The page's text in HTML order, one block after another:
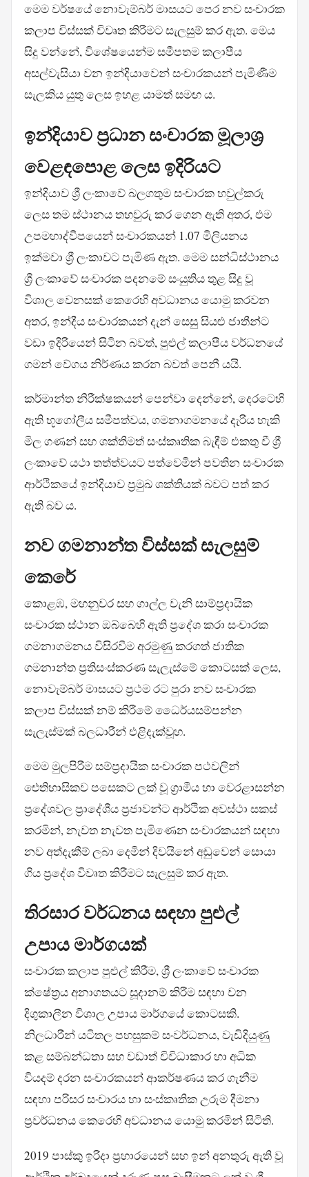
මෙම වර්ෂයේ නොවැම්බර් මාසයට පෙර නව සංචාරක
කලාප විස්සක් විවෘත කිරීමට සැලසුම් කර ඇත. මෙය
සිදු වන්නේ, විශේෂයෙන්ම සමීපතම කලාපීය
අසල්වැසියා වන ඉන්දියාවෙන් සංචාරකයන් පැමිණීම
සැලකිය යුතු ලෙස ඉහළ යාමත් සමඟ ය.
ඉන්දියාව ප්‍රධාන සංචාරක මූලාශ්‍ර
වෙළඳපොළ ලෙස ඉදිරියට
ඉන්දියාව ශ්‍රී ලංකාවේ බලගතුම සංචාරක හවුල්කරු
ලෙස තම ස්ථානය තහවුරු කර ගෙන ඇති අතර, එම
උපමහාද්වීපයෙන් සංචාරකයන් 1.07 මිලියනය
ඉක්මවා ශ්‍රී ලංකාවට පැමිණ ඇත. මෙම සන්ධිස්ථානය
ශ්‍රී ලංකාවේ සංචාරක පදනමේ සංයුතිය තුළ සිදු වූ
විශාල වෙනසක් කෙරෙහි අවධානය යොමු කරවන
අතර, ඉන්දීය සංචාරකයන් දැන් සෙසු සියළු ජාතීන්ට
වඩා ඉදිරියෙන් සිටින බවත්, පුළුල් කලාපීය වර්ධනයේ
ගමන් වේගය නිර්ණය කරන බවත් පෙනී යයි.
කර්මාන්ත නිරීක්ෂකයන් පෙන්වා දෙන්නේ, දෙරටෙහි
ඇති භූගෝලීය සමීපත්වය, ගමනාගමනයේ දැරිය හැකි
මිල ගණන් සහ ශක්තිමත් සංස්කෘතික බැඳීම් එකතු වී ශ්‍රී
ලංකාවේ යථා තත්ත්වයට පත්වෙමින් පවතින සංචාරක
ආර්ථිකයේ ඉන්දියාව ප්‍රමුඛ ශක්තියක් බවට පත් කර
ඇති බව ය.
නව ගමනාන්ත විස්සක් සැලසුම්
කෙරේ
කොළඹ, මහනුවර සහ ගාල්ල වැනි සාම්ප්‍රදායික
සංචාරක ස්ථාන ඔබ්බෙහි ඇති ප්‍රදේශ කරා සංචාරක
ගමනාගමනය විසිරවීම අරමුණු කරගත් ජාතික
ගමනාන්ත ප්‍රතිසංස්කරණ සැලැස්මේ කොටසක් ලෙස,
නොවැම්බර් මාසයට ප්‍රථම රට පුරා නව සංචාරක
කලාප විස්සක් නම් කිරීමේ ධෛර්යසම්පන්න
සැලැස්මක් බලධාරීන් එළිදැක්වූහ.
මෙම මුලපිරීම සම්ප්‍රදායික සංචාරක පථවලින්
ඓතිහාසිකව පසෙකට ලක් වූ ග්‍රාමීය හා වෙරළාසන්න
ප්‍රදේශවල ප්‍රාදේශීය ප්‍රජාවන්ට ආර්ථික අවස්ථා සකස්
කරමින්, නැවත නැවත පැමිණෙන සංචාරකයන් සඳහා
නව අත්දැකීම් ලබා දෙමින් දිවයිනේ අඩුවෙන් සොයා
ගිය ප්‍රදේශ විවෘත කිරීමට සැලසුම් කර ඇත.
තිරසාර වර්ධනය සඳහා පුළුල්
උපාය මාර්ගයක්
සංචාරක කලාප පුළුල් කිරීම, ශ්‍රී ලංකාවේ සංචාරක
ක්ෂේත්‍රය අනාගතයට සූදානම් කිරීම සඳහා වන
දිගුකාලීන විශාල උපාය මාර්ගයේ කොටසකි.
නිලධාරීන් යටිතල පහසුකම් සංවර්ධනය, වැඩිදියුණු
කළ සම්බන්ධතා සහ වඩාත් විවිධාකාර හා අධික
වියදම් දරන සංචාරකයන් ආකර්ෂණය කර ගැනීම
සඳහා පරිසර සංචාරය හා සංස්කෘතික උරුම දීමනා
ප්‍රවර්ධනය කෙරෙහි අවධානය යොමු කරමින් සිටිති.
2019 පාස්කු ඉරිදා ප්‍රහාරයෙන් සහ ඉන් අනතුරු ඇති වූ